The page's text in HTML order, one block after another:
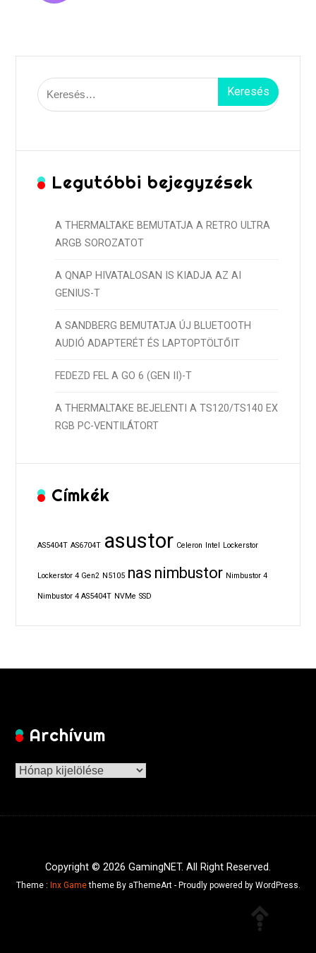
Keresés:
Legutóbbi bejegyzések
A THERMALTAKE BEMUTATJA A RETRO ULTRA
ARGB SOROZATOT
A QNAP HIVATALOSAN IS KIADJA AZ AI
GENIUS-T
A SANDBERG BEMUTATJA ÚJ BLUETOOTH
AUDIÓ ADAPTERÉT ÉS LAPTOPTÖLTŐIT
FEDEZD FEL A GO 6 (GEN II)-T
A THERMALTAKE BEJELENTI A TS120/TS140 EX
RGB PC-VENTILÁTORT
Címkék
AS5404T AS6704T asustor Celeron Intel Lockerstor
Lockerstor 4 Gen2 N5105 nas nimbustor Nimbustor 4
Nimbustor 4 AS5404T NVMe SSD
Archívum
Archívum
Copyright © 2026 GamingNET. All Right Reserved.
Theme : Inx Gametheme By aThemeArt - Proudly powered by WordPress.